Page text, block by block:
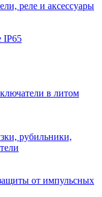
реле и аксессуары
IP65
в литом
рубильники,
от импульсных